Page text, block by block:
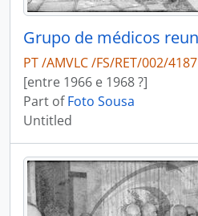
PT /AMVLC /FS/RET/002/4187
[entre 1966 e 1968 ?]
Part ofFoto Sousa
Untitled